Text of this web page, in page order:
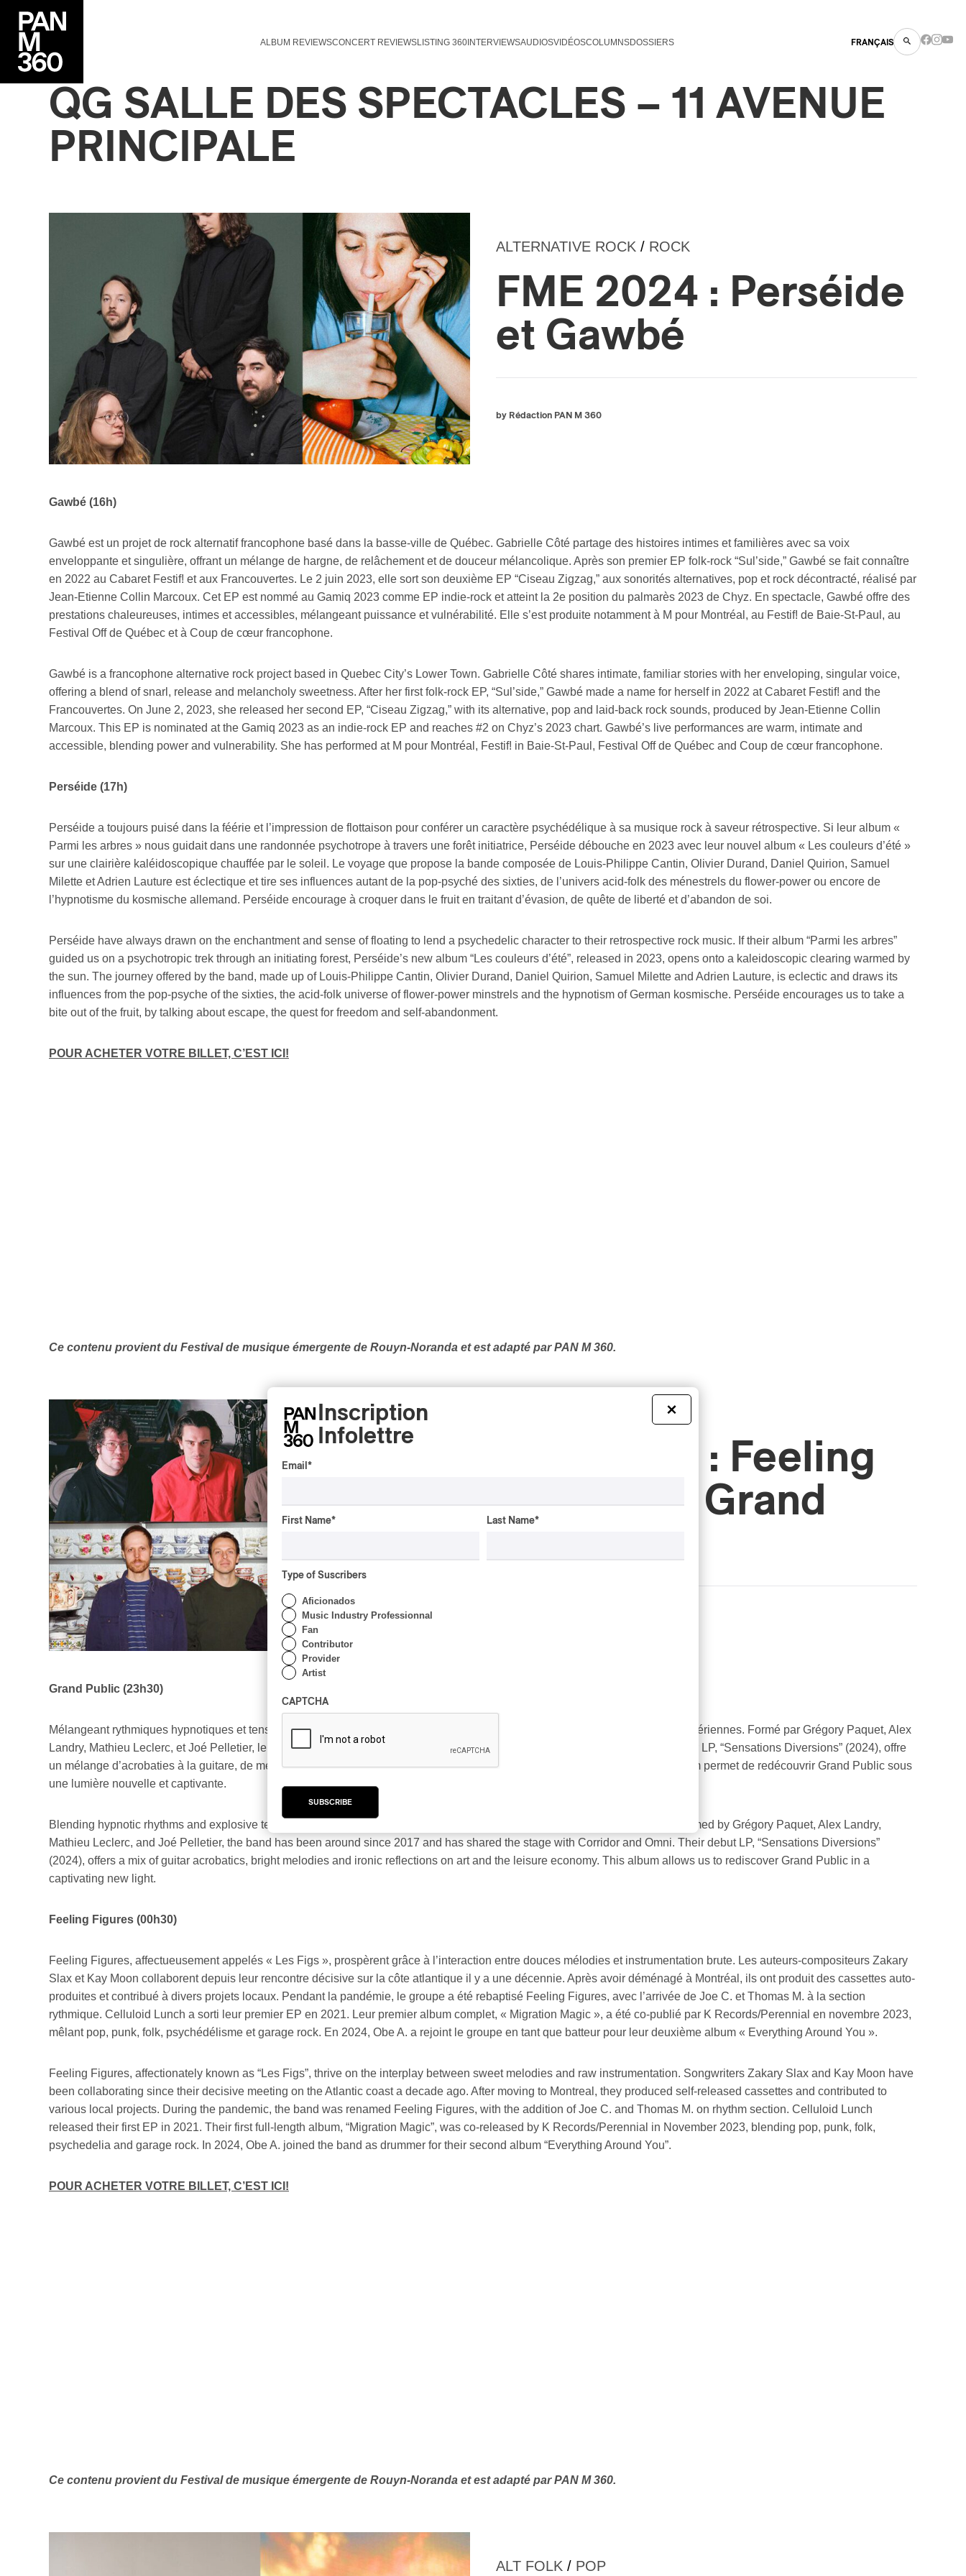
ALBUM REVIEWSCONCERT REVIEWSLISTING 360 INTERVIEWSAUDIOSVIDÉOSCOLUMNSDOSSIERS FRANÇAIS
QG SALLE DES SPECTACLES – 11 AVENUE
PRINCIPALE
ALTERNATIVE ROCK / ROCK
FME 2024 : Perséide
et Gawbé
by Rédaction PAN M 360
Gawbé (16h)
Gawbé est un projet de rock alternatif francophone basé dans la basse-ville de Québec. Gabrielle Côté partage des histoires intimes et familières avec sa voix
enveloppante et singulière, offrant un mélange de hargne, de relâchement et de douceur mélancolique. Après son premier EP folk-rock “Sul’side,” Gawbé se fait connaître
en 2022 au Cabaret Festif! et aux Francouvertes. Le 2 juin 2023, elle sort son deuxième EP “Ciseau Zigzag,” aux sonorités alternatives, pop et rock décontracté, réalisé par
Jean-Etienne Collin Marcoux. Cet EP est nommé au Gamiq 2023 comme EP indie-rock et atteint la 2e position du palmarès 2023 de Chyz. En spectacle, Gawbé offre des
prestations chaleureuses, intimes et accessibles, mélangeant puissance et vulnérabilité. Elle s’est produite notamment à M pour Montréal, au Festif! de Baie-St-Paul, au
Festival Off de Québec et à Coup de cœur francophone.
Gawbé is a francophone alternative rock project based in Quebec City’s Lower Town. Gabrielle Côté shares intimate, familiar stories with her enveloping, singular voice,
offering a blend of snarl, release and melancholy sweetness. After her first folk-rock EP, “Sul’side,” Gawbé made a name for herself in 2022 at Cabaret Festif! and the
Francouvertes. On June 2, 2023, she released her second EP, “Ciseau Zigzag,” with its alternative, pop and laid-back rock sounds, produced by Jean-Etienne Collin
Marcoux. This EP is nominated at the Gamiq 2023 as an indie-rock EP and reaches #2 on Chyz’s 2023 chart. Gawbé’s live performances are warm, intimate and
accessible, blending power and vulnerability. She has performed at M pour Montréal, Festif! in Baie-St-Paul, Festival Off de Québec and Coup de cœur francophone.
Perséide (17h)
Perséide a toujours puisé dans la féérie et l’impression de flottaison pour conférer un caractère psychédélique à sa musique rock à saveur rétrospective. Si leur album «
Parmi les arbres » nous guidait dans une randonnée psychotrope à travers une forêt initiatrice, Perséide débouche en 2023 avec leur nouvel album « Les couleurs d’été »
sur une clairière kaléidoscopique chauffée par le soleil. Le voyage que propose la bande composée de Louis-Philippe Cantin, Olivier Durand, Daniel Quirion, Samuel
Milette et Adrien Lauture est éclectique et tire ses influences autant de la pop-psyché des sixties, de l’univers acid-folk des ménestrels du flower-power ou encore de
l’hypnotisme du kosmische allemand. Perséide encourage à croquer dans le fruit en traitant d’évasion, de quête de liberté et d’abandon de soi.
Perséide have always drawn on the enchantment and sense of floating to lend a psychedelic character to their retrospective rock music. If their album “Parmi les arbres”
guided us on a psychotropic trek through an initiating forest, Perséide’s new album “Les couleurs d’été”, released in 2023, opens onto a kaleidoscopic clearing warmed by
the sun. The journey offered by the band, made up of Louis-Philippe Cantin, Olivier Durand, Daniel Quirion, Samuel Milette and Adrien Lauture, is eclectic and draws its
influences from the pop-psyche of the sixties, the acid-folk universe of flower-power minstrels and the hypnotism of German kosmische. Perséide encourages us to take a
bite out of the fruit, by talking about escape, the quest for freedom and self-abandonment.
POUR ACHETER VOTRE BILLET, C’EST ICI!
Ce contenu provient du Festival de musique émergente de Rouyn-Noranda et est adapté par PAN M 360.
ROCK
FME 2024 : Feeling
Figures et Grand
Grand Public (23h30)
Mélangeant rythmiques hypnotiques et tension explosive, Grand Public crée une musique aux textures angulaires et mélodies aériennes. Formé par Grégory Paquet, Alex
Landry, Mathieu Leclerc, et Joé Pelletier, le groupe existe depuis 2017 et a partagé la scène avec Corridor et Omni. Leur premier LP, “Sensations Diversions” (2024), offre
un mélange d’acrobaties à la guitare, de mélodies éclatantes et de réflexions ironiques sur l’art et l’économie du loisir. Cet album permet de redécouvrir Grand Public sous
une lumière nouvelle et captivante.
Blending hypnotic rhythms and explosive tension, Grand Public creates music with angular textures and ethereal melodies. Formed by Grégory Paquet, Alex Landry,
Mathieu Leclerc, and Joé Pelletier, the band has been around since 2017 and has shared the stage with Corridor and Omni. Their debut LP, “Sensations Diversions”
(2024), offers a mix of guitar acrobatics, bright melodies and ironic reflections on art and the leisure economy. This album allows us to rediscover Grand Public in a
captivating new light.
Feeling Figures (00h30)
Feeling Figures, affectueusement appelés « Les Figs », prospèrent grâce à l’interaction entre douces mélodies et instrumentation brute. Les auteurs-compositeurs Zakary
Slax et Kay Moon collaborent depuis leur rencontre décisive sur la côte atlantique il y a une décennie. Après avoir déménagé à Montréal, ils ont produit des cassettes auto-
produites et contribué à divers projets locaux. Pendant la pandémie, le groupe a été rebaptisé Feeling Figures, avec l’arrivée de Joe C. et Thomas M. à la section
rythmique. Celluloid Lunch a sorti leur premier EP en 2021. Leur premier album complet, « Migration Magic », a été co-publié par K Records/Perennial en novembre 2023,
mêlant pop, punk, folk, psychédélisme et garage rock. En 2024, Obe A. a rejoint le groupe en tant que batteur pour leur deuxième album « Everything Around You ».
Feeling Figures, affectionately known as “Les Figs”, thrive on the interplay between sweet melodies and raw instrumentation. Songwriters Zakary Slax and Kay Moon have
been collaborating since their decisive meeting on the Atlantic coast a decade ago. After moving to Montreal, they produced self-released cassettes and contributed to
various local projects. During the pandemic, the band was renamed Feeling Figures, with the addition of Joe C. and Thomas M. on rhythm section. Celluloid Lunch
released their first EP in 2021. Their first full-length album, “Migration Magic”, was co-released by K Records/Perennial in November 2023, blending pop, punk, folk,
psychedelia and garage rock. In 2024, Obe A. joined the band as drummer for their second album “Everything Around You”.
POUR ACHETER VOTRE BILLET, C’EST ICI!
Ce contenu provient du Festival de musique émergente de Rouyn-Noranda et est adapté par PAN M 360.
ALT FOLK / POP
×
Inscription
Infolettre
Email *
First Name* Last Name*
Type of Suscribers
Aficionados
Music Industry Professionnal
Fan
Contributor
Provider
Artist
CAPTCHA
SUBSCRIBE